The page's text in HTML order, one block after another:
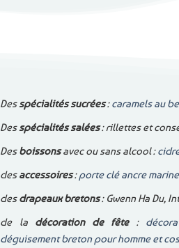
Desspécialités sucrées:caramels au
Desspécialités salées: rillettes et
Desboissonsavec ou sans alcool :
desaccessoires:porte clé ancre marine
desdrapeaux bretons: Gwenn Ha Du,
de la décoration de fête:
déguisement breton pour homme et